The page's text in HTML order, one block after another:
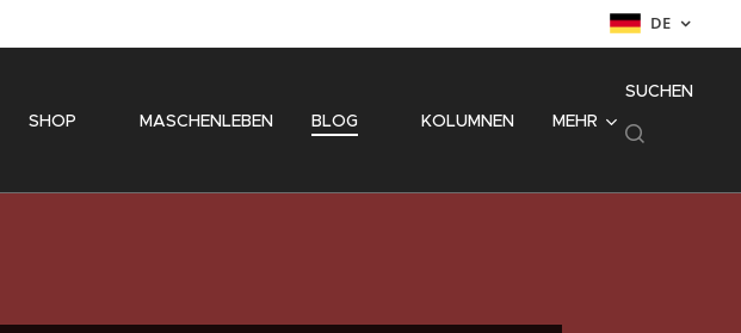
DE
SHOP 〽️ MASCHENLEBEN BLOG ⚜️ KOLUMNEN MEHR
SUCHEN